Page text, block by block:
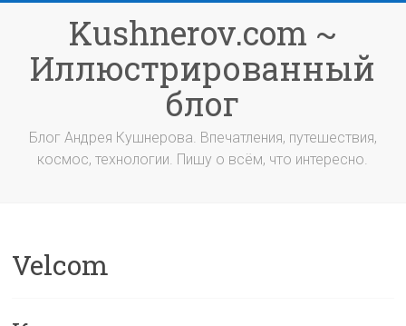
содержимомуKushnerov.com ~
Иллюстрированный
блог
Блог Андрея Кушнерова. Впечатления, путешествия,
космос, технологии. Пишу о всём, что интересно.
Velcom